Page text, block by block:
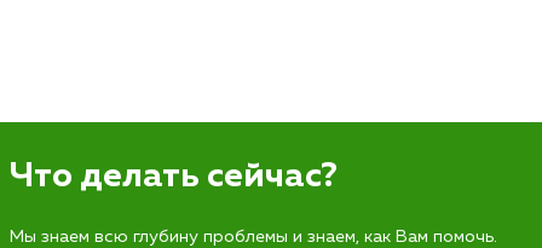
Что делать сейчас?
Мы знаем всю глубину проблемы и знаем, как Вам помочь.